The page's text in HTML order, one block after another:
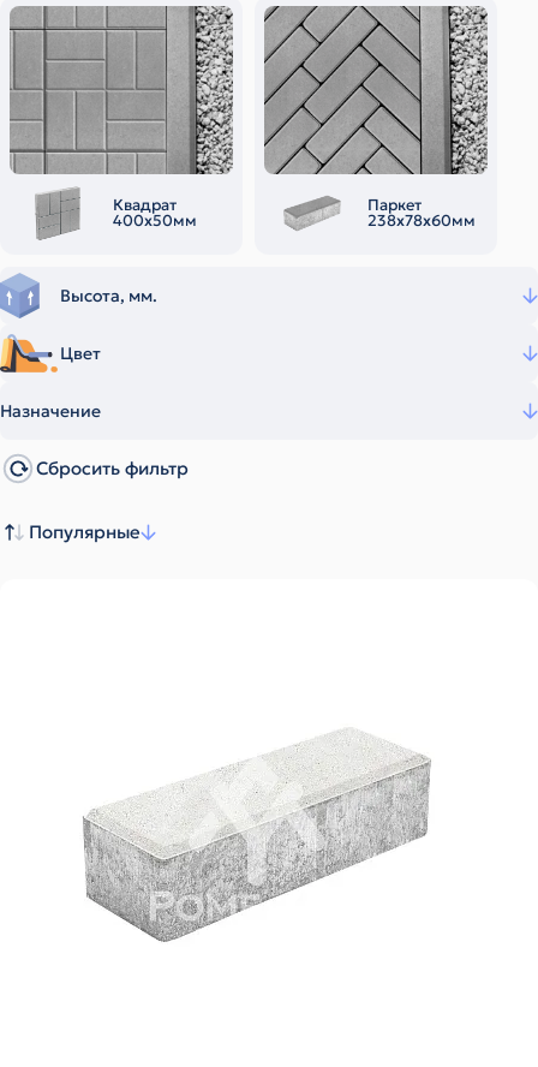
Квадрат
400х50мм
Паркет
238х78х60мм
Высота, мм.
Цвет
Назначение
Сбросить фильтр
Популярные